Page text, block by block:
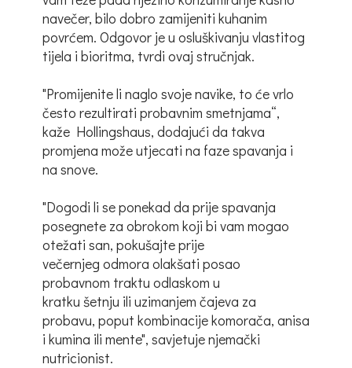
navečer, bilo dobro zamijeniti kuhanim
povrćem. Odgovor je u osluškivanju vlastitog
tijela i bioritma, tvrdi ovaj stručnjak.
"Promijenite li naglo svoje navike, to će vrlo
često rezultirati probavnim smetnjama“,
kaže Hollingshaus, dodajući da takva
promjena može utjecati na faze spavanja i
na snove.
"Dogodi li se ponekad da prije spavanja
posegnete za obrokom koji bi vam mogao
otežati san, pokušajte prije
večernjeg odmora olakšati posao
probavnom traktu odlaskom u
kratku šetnju ili uzimanjem čajeva za
probavu, poput kombinacije komorača, anisa
i kumina ili mente", savjetuje njemački
nutricionist.